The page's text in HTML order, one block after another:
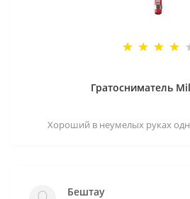
Гратосниматель
Хороший в неумелых руках
Бештау